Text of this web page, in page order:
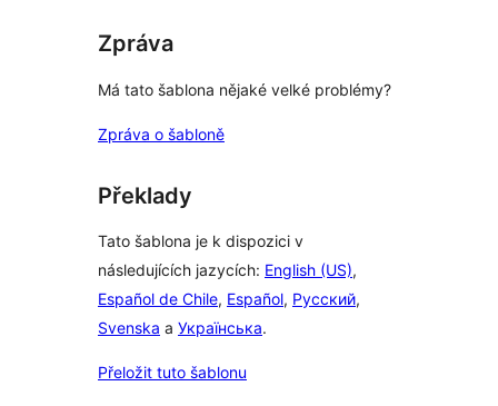
Zpráva
Má tato šablona nějaké velké problémy?
Zpráva o šabloně
Překlady
Tato šablona je k dispozici v
následujících jazycích: English (US),
Español de Chile, Español, Русский,
Svenska a Українська.
Přeložit tuto šablonu